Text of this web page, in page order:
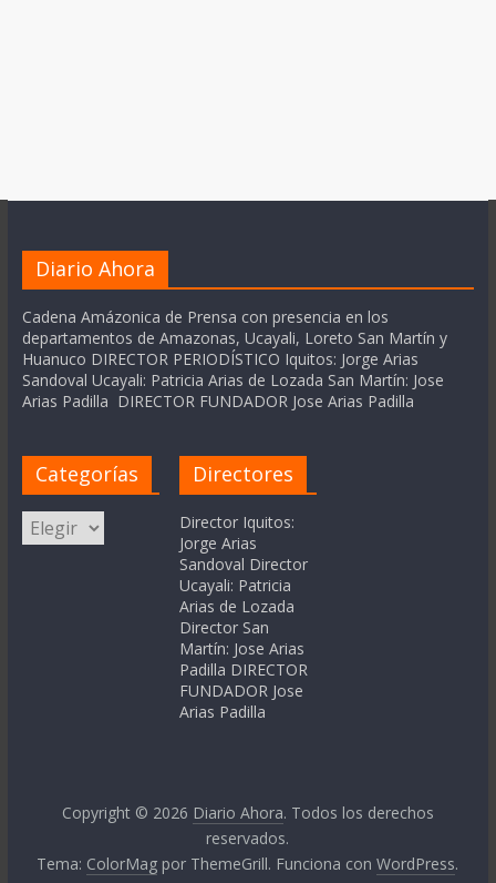
Diario Ahora
Cadena Amázonica de Prensa con presencia en los
departamentos de Amazonas, Ucayali, Loreto San Martín y
Huanuco DIRECTOR PERIODÍSTICO Iquitos: Jorge Arias
Sandoval Ucayali: Patricia Arias de Lozada San Martín: Jose
Arias Padilla DIRECTOR FUNDADOR Jose Arias Padilla
Categorías
Categorías
Directores
Director Iquitos:
Jorge Arias
Sandoval Director
Ucayali: Patricia
Arias de Lozada
Director San
Martín: Jose Arias
Padilla DIRECTOR
FUNDADOR Jose
Arias Padilla
Copyright © 2026 Diario Ahora. Todos los derechos
reservados.
Tema: ColorMag por ThemeGrill. Funciona conWordPress.